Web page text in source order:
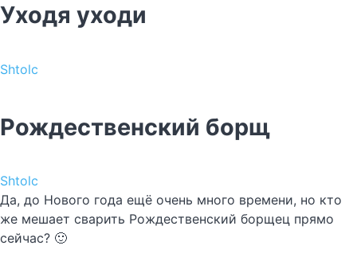
Уходя уходи
Shtolc
Рождественский борщ
Shtolc
Да, до Нового года ещё очень много времени, но кто
же мешает сварить Рождественский борщец прямо
сейчас? 🙂